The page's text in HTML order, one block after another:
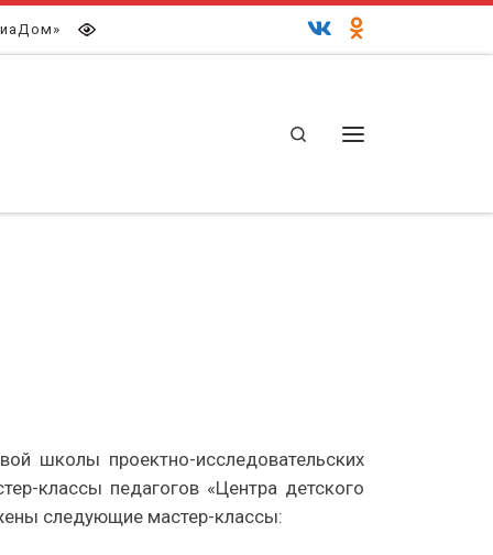
Search
школы проектно-исследовательских
классы педагогов «Центра детского
следующие мастер-классы: